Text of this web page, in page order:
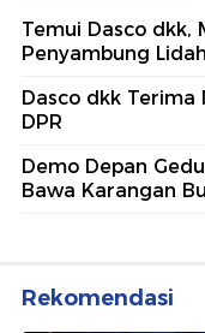
Temui Dasco dkk,
Penyambung
Dasco dkk Terima
DPR
Demo Depan
Bawa Karangan
Rekomendasi